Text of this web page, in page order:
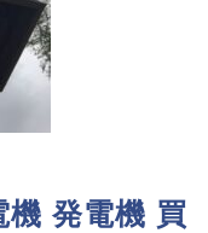
機 発電機 買